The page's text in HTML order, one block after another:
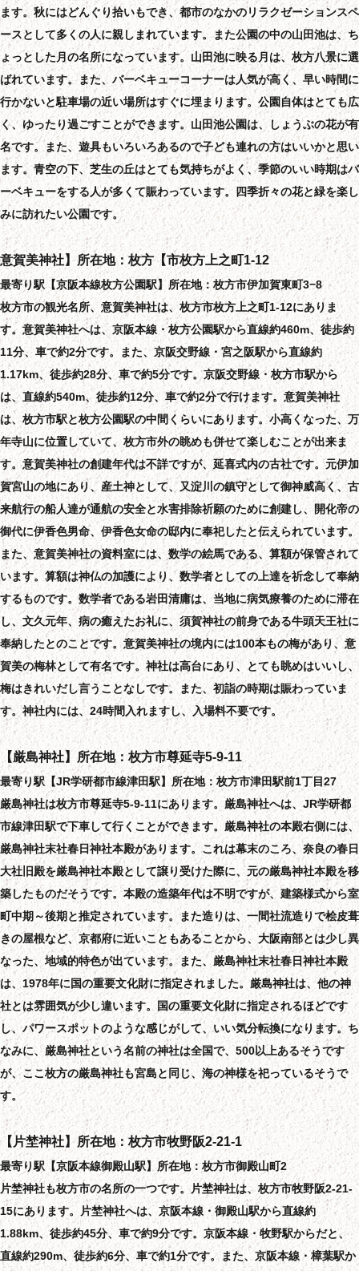
ます。秋にはどんぐり拾いもでき、都市のなかのリラクゼーションスペ
ースとして多くの人に親しまれています。また公園の中の山田池は、ち
ょっとした月の名所になっています。山田池に映る月は、枚方八景に選
ばれています。また、バーベキューコーナーは人気が高く、早い時間に
行かないと駐車場の近い場所はすぐに埋まります。公園自体はとても広
く、ゆったり過ごすことができます。山田池公園は、しょうぶの花が有
名です。また、遊具もいろいろあるので子ども連れの方はいいかと思い
ます。青空の下、芝生の丘はとても気持ちがよく、季節のいい時期はバ
ーベキューをする人が多くて賑わっています。四季折々の花と緑を楽し
みに訪れたい公園です。
意賀美神社】所在地：枚方【市枚方上之町1-12
最寄り駅【京阪本線枚方公園駅】所在地：枚方市伊加賀東町3−8
枚方市の観光名所、意賀美神社は、枚方市枚方上之町1-12にありま
す。意賀美神社へは、京阪本線・枚方公園駅から直線約460m、徒歩約
11分、車で約2分です。また、京阪交野線・宮之阪駅から直線約
1.17km、徒歩約28分、車で約5分です。京阪交野線・枚方市駅から
は、直線約540m、徒歩約12分、車で約2分で行けます。意賀美神社
は、枚方市駅と枚方公園駅の中間くらいにあります。小高くなった、万
年寺山に位置していて、枚方市外の眺めも併せて楽しむことが出来ま
す。意賀美神社の創建年代は不詳ですが、延喜式内の古社です。元伊加
賀宮山の地にあり、産土神として、又淀川の鎮守として御神威高く、古
来航行の船人達が通航の安全と水害排除祈願のために創建し、開化帝の
御代に伊香色男命、伊香色女命の邸内に奉祀したと伝えられています。
また、意賀美神社の資料室には、数学の絵馬である、算額が保管されて
います。算額は神仏の加護により、数学者としての上達を祈念して奉納
するものです。数学者である岩田清庸は、当地に病気療養のために滞在
し、文久元年、病の癒えたお礼に、須賀神社の前身である牛頭天王社に
奉納したとのことです。意賀美神社の境内には100本もの梅があり、意
賀美の梅林として有名です。神社は高台にあり、とても眺めはいいし、
梅はきれいだし言うことなしです。また、初詣の時期は賑わっていま
す。神社内には、24時間入れますし、入場料不要です。
【厳島神社】所在地：枚方市尊延寺5-9-11
最寄り駅【JR学研都市線津田駅】所在地：枚方市津田駅前1丁目27
厳島神社は枚方市尊延寺5-9-11にあります。厳島神社へは、JR学研都
市線津田駅で下車して行くことができます。厳島神社の本殿右側には、
厳島神社末社春日神社本殿があります。これは幕末のころ、奈良の春日
大社旧殿を厳島神社本殿として譲り受けた際に、元の厳島神社本殿を移
築したものだそうです。本殿の造築年代は不明ですが、建築様式から室
町中期～後期と推定されています。また造りは、一間社流造りで桧皮葺
きの屋根など、京都府に近いこともあることから、大阪南部とは少し異
なった、地域的特色が出ています。また、厳島神社末社春日神社本殿
は、1978年に国の重要文化財に指定されました。厳島神社は、他の神
社とは雰囲気が少し違います。国の重要文化財に指定されるほどです
し、パワースポットのような感じがして、いい気分転換になります。ち
なみに、厳島神社という名前の神社は全国で、500以上あるそうです
が、ここ枚方の厳島神社も宮島と同じ、海の神様を祀っているそうで
す。
【片埜神社】所在地：枚方市牧野阪2-21-1
最寄り駅【京阪本線御殿山駅】所在地：枚方市御殿山町2
片埜神社も枚方市の名所の一つです。片埜神社は、枚方市牧野阪2-21-
15にあります。片埜神社へは、京阪本線・御殿山駅から直線約
1.88km、徒歩約45分、車で約9分です。京阪本線・牧野駅からだと、
直線約290m、徒歩約6分、車で約1分です。また、京阪本線・樟葉駅か